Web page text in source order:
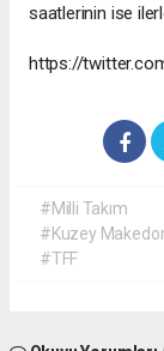
saatlerinin ise
https://
#Milli Takım
#Kuzey
#TFF